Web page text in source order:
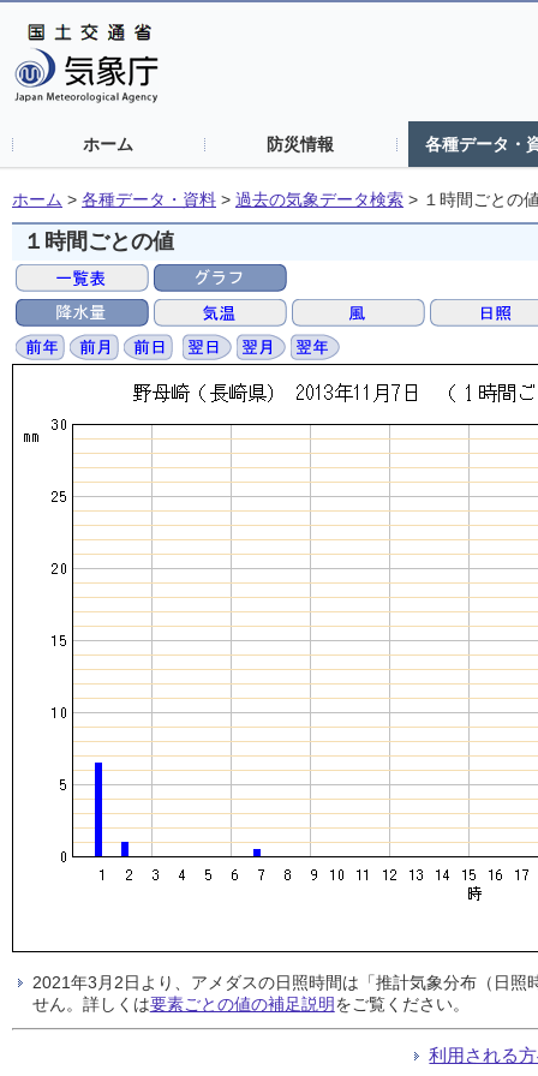
ホーム 防災情報 各種データ・
ホーム > 各種データ・資料 > 過去の気象データ検索 > １時間ごとの
１時間ごとの値
2021年3月2日より、アメダスの日照時間は「推計気象分布（日
せん。詳しくは要素ごとの値の補足説明をご覧ください。
利用される